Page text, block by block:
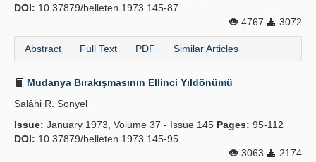
DOI: 10.37879/belleten.1973.145-87
4767
3072
Abstract Full Text PDF Similar Articles
Mudanya Bırakışmasının Ellinci Yıldönümü
Salâhi R. Sonyel
Issue: January 1973, Volume 37 - Issue 145 Pages: 95-112
DOI: 10.37879/belleten.1973.145-95
3063
2174